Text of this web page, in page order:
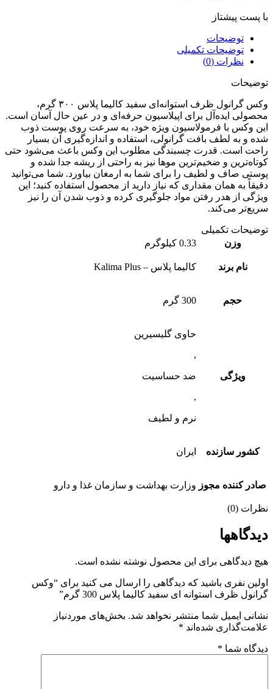
تکمیلی
(0)
وکس گرانول ظرف استوانه‌ای سفید کالیما پلاس ۳۰۰ گرم،
برای اپیلاسیون حرفه‌ای و در عین حال آسان است.
با فرمولاسیون ویژه خود، به سرعت روی پوست ذوب
لطف بافت گرانولی، استفاده و اندازه‌گیری آن بسیار
قدرت چسبندگی مطلوب این وکس باعث می‌شود حتی
و ضخیم‌ترین موها نیز به راحتی از ریشه جدا شده و
و لطیف را برای شما به ارمغان بیاورد. شما می‌توانید
همان مقداری که نیاز دارید از محصول استفاده کنید؛ این
هدر رفتن مواد جلوگیری کرده و ذوب شدن آن را نیز
تکمیلی
0.33 کیلوگرم
کالیما پلاس – Kalima Plus
300 گرم
حاوی گلیسیرین
ضد حساسیت
نرم و لطیف
ایران
مجوز وزارت بهداشت و سازمان غذا و دارو
برای این محصول نوشته نشده است.
باشید که دیدگاهی را ارسال می کنید برای “وکس
استوانه ای سفید کالیما پلاس 300 گرم”
شما منتشر نخواهد شد. بخش‌های موردنیاز
شده‌اند*
*